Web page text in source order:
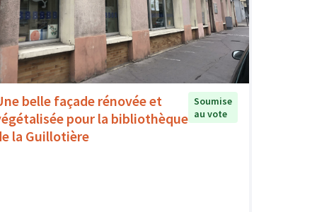
belle façade rénovée et
pour la bibliothèque
la Guillotière
Soumise
au vote